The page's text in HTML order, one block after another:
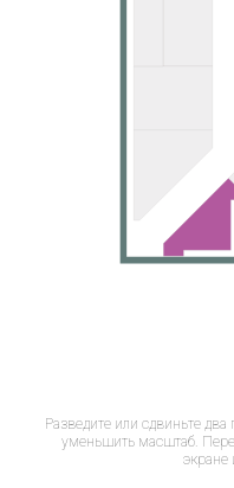
Разведите или сдвиньте
уменьшить масштаб.
экране